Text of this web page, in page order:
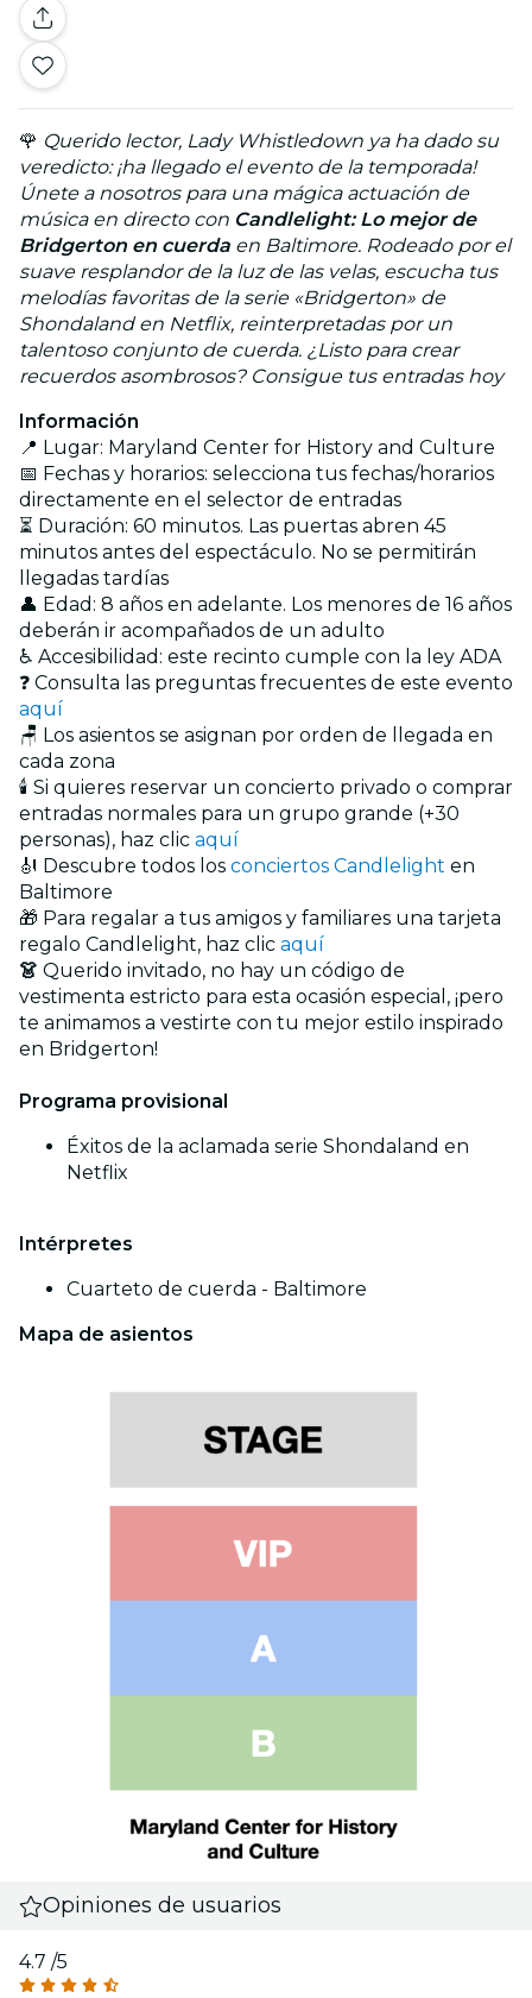
🌹 Querido lector, Lady Whistledown ya ha dado su
veredicto: ¡ha llegado el evento de la temporada!
Únete a nosotros para una mágica actuación de
música en directo con Candlelight: Lo mejor de
Bridgerton en cuerda en Baltimore. Rodeado por el
suave resplandor de la luz de las velas, escucha tus
melodías favoritas de la serie «Bridgerton» de
Shondaland en Netflix, reinterpretadas por un
talentoso conjunto de cuerda. ¿Listo para crear
recuerdos asombrosos? Consigue tus entradas hoy
Información
📍 Lugar: Maryland Center for History and Culture
📅 Fechas y horarios: selecciona tus fechas/horarios
directamente en el selector de entradas
⏳ Duración: 60 minutos. Las puertas abren 45
minutos antes del espectáculo. No se permitirán
llegadas tardías
👤 Edad: 8 años en adelante. Los menores de 16 años
deberán ir acompañados de un adulto
♿ Accesibilidad: este recinto cumple con la ley ADA
❓ Consulta las preguntas frecuentes de este evento
aquí
🪑 Los asientos se asignan por orden de llegada en
cada zona
🕯️ Si quieres reservar un concierto privado o comprar
entradas normales para un grupo grande (+30
personas), haz clic aquí
🎻 Descubre todos los conciertos Candlelight en
Baltimore
🎁 Para regalar a tus amigos y familiares una tarjeta
regalo Candlelight, haz clic aquí
👗 Querido invitado, no hay un código de
vestimenta estricto para esta ocasión especial, ¡pero
te animamos a vestirte con tu mejor estilo inspirado
en Bridgerton!
Programa provisional
Éxitos de la aclamada serie Shondaland en
Netflix
Intérpretes
Cuarteto de cuerda - Baltimore
Mapa de asientos
Opiniones de usuarios
4.7 /5